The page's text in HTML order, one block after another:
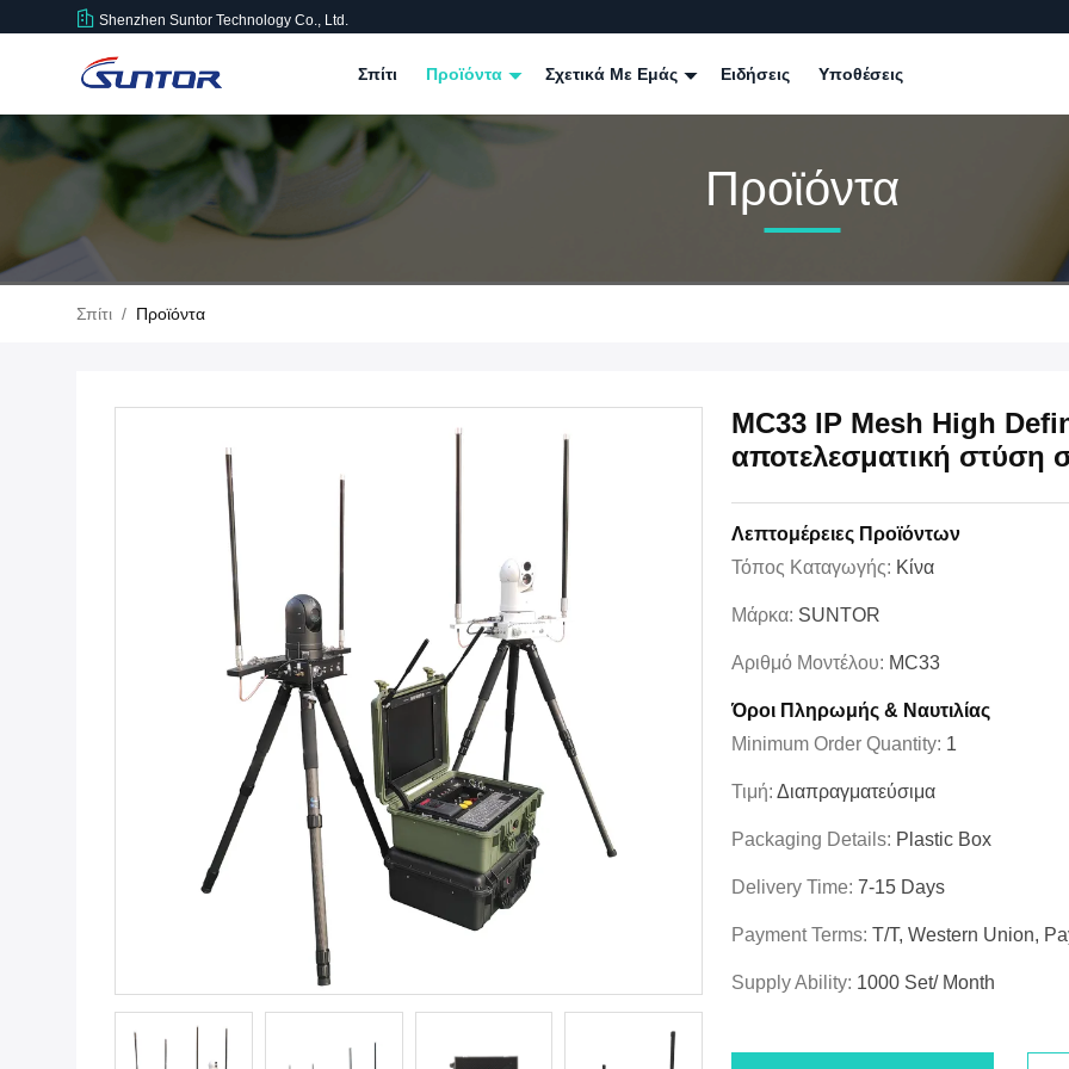
Shenzhen Suntor Technology Co., Ltd.
Σπίτι Προϊόντα Σχετικά Με Εμάς Ειδήσεις Υποθέσεις
Προϊόντα
Σπίτι / Προϊόντα
MC33 IP Mesh High
αποτελεσματική στύση
Λεπτομέρειες Προϊόντων
Τόπος Καταγωγής: Κίνα
Μάρκα: SUNTOR
Αριθμό Μοντέλου: MC33
Όροι Πληρωμής & Ναυτιλίας
Minimum Order Quantity: 1
Τιμή: Διαπραγματεύσιμα
Packaging Details: Plastic Box
Delivery Time: 7-15 Days
Payment Terms: T/T, Western Union,
Supply Ability: 1000 Set/ Month